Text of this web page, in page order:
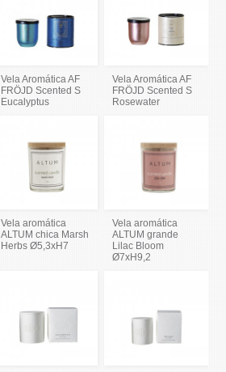
Vela Aromática AF
FRÖJD Scented S
Eucalyptus
Vela Aromática AF
FRÖJD Scented S
Rosewater
Vela aromática
ALTUM chica Marsh
Herbs Ø5,3xH7
Vela aromática
ALTUM grande
Lilac Bloom
Ø7xH9,2